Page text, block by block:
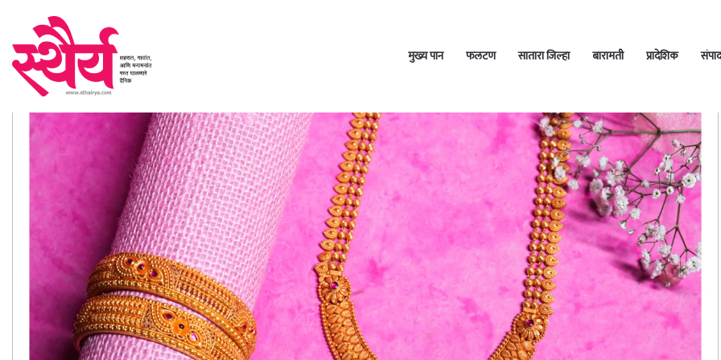
मुख्य पान फलटण सातारा जिल्हा बारामती प्रादेशिक